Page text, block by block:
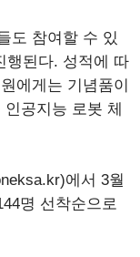
도 참여할 수 있
행된다. 성적에 따
에게는 기념품이
공지능 로봇 체
에서 3월
명 선착순으로